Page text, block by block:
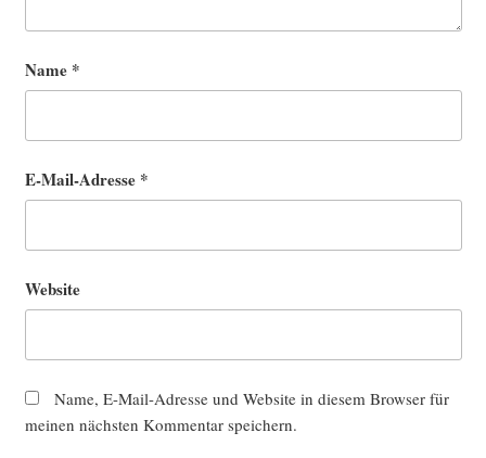
Name *
E-Mail-Adresse *
Website
Name, E-Mail-Adresse und Website in diesem Browser für
meinen nächsten Kommentar speichern.